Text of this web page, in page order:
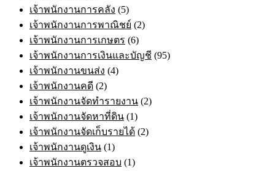
เจ้าพนักงานการคลัง (5)
เจ้าพนักงานการพาณิชย์ (2)
เจ้าพนักงานการเกษตร (6)
เจ้าพนักงานการเงินและบัญชี (95)
เจ้าพนักงานขนส่ง (4)
เจ้าพนักงานคดี (2)
เจ้าพนักงานจัดทำรายงาน (2)
เจ้าพนักงานจัดหาที่ดิน (1)
เจ้าพนักงานจัดเก็บรายได้ (2)
เจ้าพนักงานดูเงิน (1)
เจ้าพนักงานตรวจสอบ (1)